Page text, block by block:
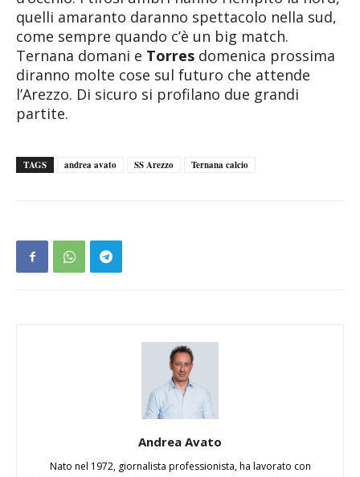
quelli amaranto daranno spettacolo nella sud,
come sempre quando c’è un big match.
Ternana domani e Torres domenica prossima
diranno molte cose sul futuro che attende
l’Arezzo. Di sicuro si profilano due grandi
partite.
TAGS andrea avato SS Arezzo Ternana calcio
Andrea Avato
Nato nel 1972, giornalista professionista, ha lavorato con